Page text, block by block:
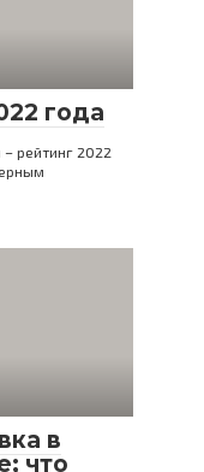
года
рейтинг 2022
в
что